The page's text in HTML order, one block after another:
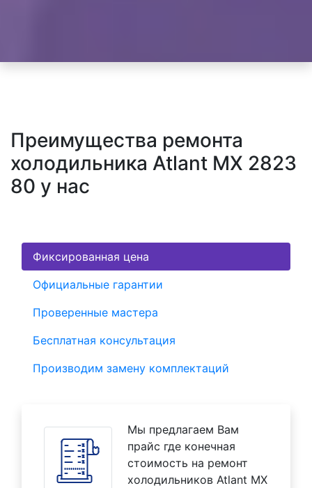
Преимущества ремонта
холодильника Atlant MX 2823
80 у нас
Фиксированная цена
Официальные гарантии
Проверенные мастера
Бесплатная консультация
Производим замену комплектаций
Мы предлагаем Вам
прайс где конечная
стоимость на ремонт
холодильников Atlant MX